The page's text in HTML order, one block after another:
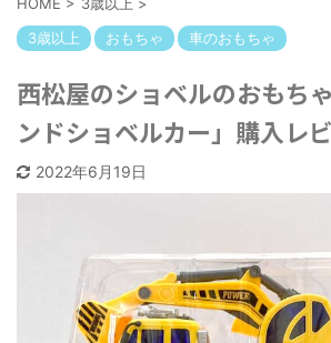
3歳以上
おもちゃ 車のおもちゃ
西松屋のショベルのおもち
ンドショベルカー」購入レ
2022年6月19日